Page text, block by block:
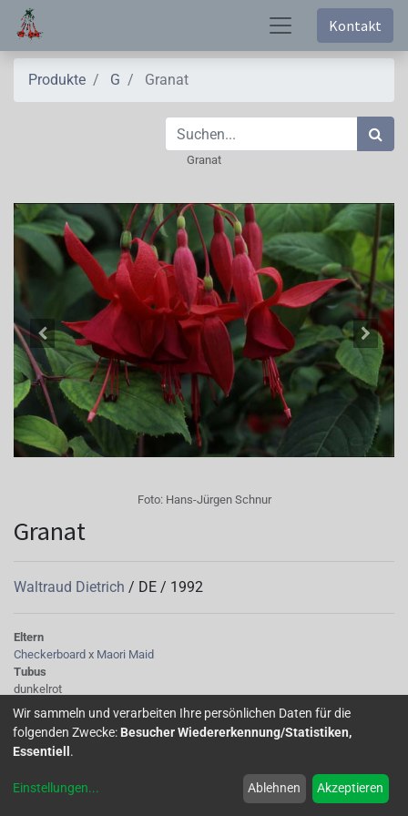
Kontakt
Produkte G Granat
Granat
Foto: Hans-Jürgen Schnur
Granat
Waltraud Dietrich / DE / 1992
Eltern
Checkerboard x Maori Maid
Tubus
dunkelrot
Sepalen
dunkelrot
Korolle/Petalen
dunkelrubinrot
helleres Rot
Wir sammeln und verarbeiten Ihre persönlichen Daten für die
folgenden Zwecke: Besucher Wiedererkennung/Statistiken,
Essentiell .
Einstellungen... Ablehnen Akzeptieren